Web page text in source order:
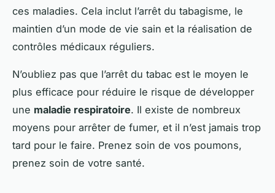
ces maladies. Cela inclut l’arrêt du tabagisme, le
maintien d’un mode de vie sain et la réalisation de
contrôles médicaux réguliers.
N’oubliez pas que l’arrêt du tabac est le moyen le
plus efficace pour réduire le risque de développer
une maladie respiratoire. Il existe de nombreux
moyens pour arrêter de fumer, et il n’est jamais trop
tard pour le faire. Prenez soin de vos poumons,
prenez soin de votre santé.